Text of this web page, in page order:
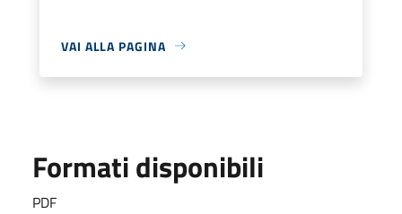
VAI ALLA PAGINA
Formati disponibili
PDF